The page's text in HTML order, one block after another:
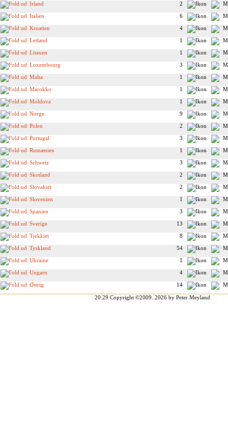
Irland
2
Italien
6
Kroatien
4
Letland
1
Litauen
1
Luxembourg
3
Malta
1
Marokko
1
Moldova
1
Norge
9
Polen
2
Portugal
3
Rumænien
1
Schweiz
3
Skotland
2
Slovakiet
2
Slovenien
1
Spanien
3
Sverige
13
Tjekkiet
8
Tyskland
54
Ukraine
1
Ungarn
4
Østrig
14
20:29Copyright ©2009..2026 by Peter Meyland